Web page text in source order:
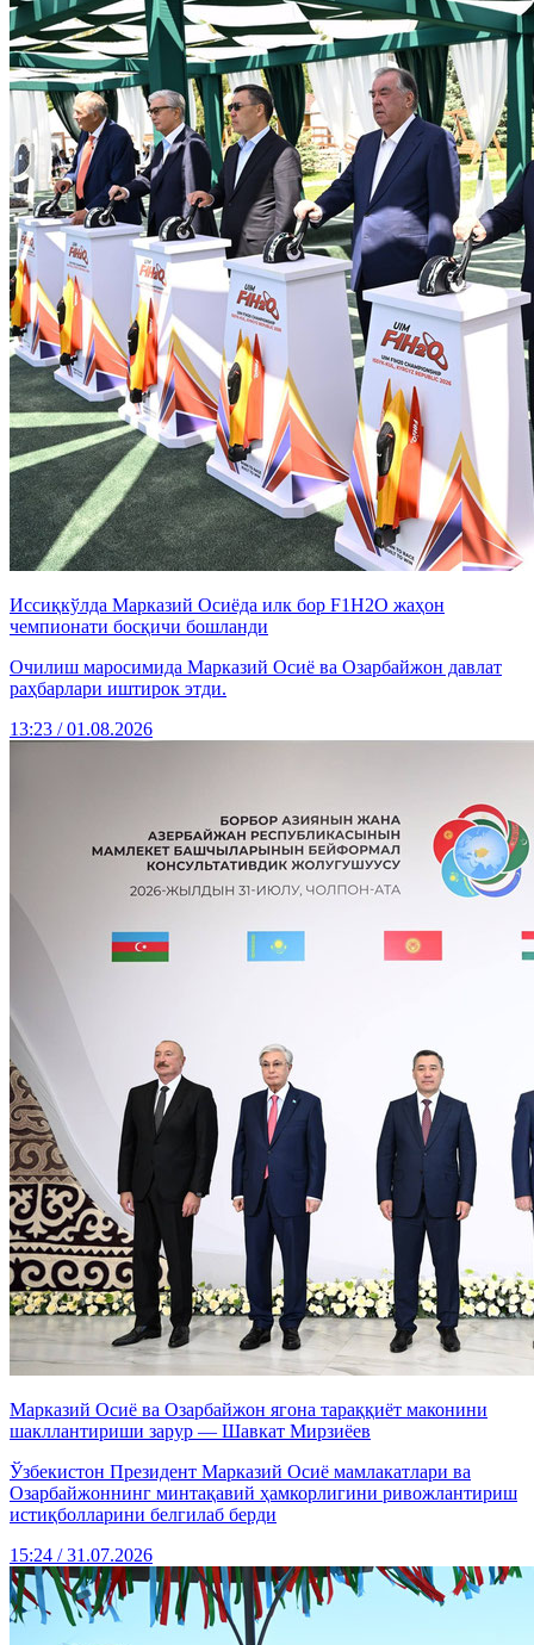
Иссиқкўлда Марказий Осиёда илк бор F1H2O жаҳон
чемпионати босқичи бошланди
Очилиш маросимида Марказий Осиё ва Озарбайжон давлат
раҳбарлари иштирок этди.
13:23 / 01.08.2026
Марказий Осиё ва Озарбайжон ягона тараққиёт маконини
шакллантириши зарур — Шавкат Мирзиёев
Ўзбекистон Президент Марказий Осиё мамлакатлари ва
Озарбайжоннинг минтақавий ҳамкорлигини ривожлантириш
истиқболларини белгилаб берди
15:24 / 31.07.2026